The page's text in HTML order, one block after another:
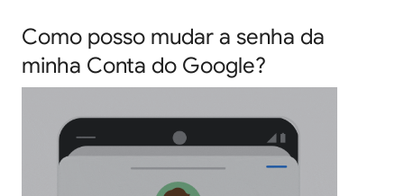
Como posso mudar a senha da
minha Conta do Google?